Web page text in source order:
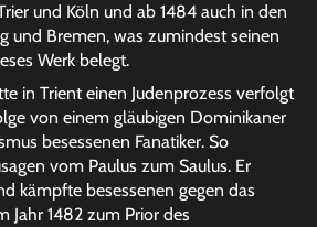
und Köln und ab 1484 auch in den
und Bremen, was zumindest seinen
Werk belegt.
in Trient einen Judenprozess verfolgt
von einem gläubigen Dominikaner
besessenen Fanatiker. So
vom Paulus zum Saulus. Er
kämpfte besessenen gegen das
Jahr 1482 zum Prior des